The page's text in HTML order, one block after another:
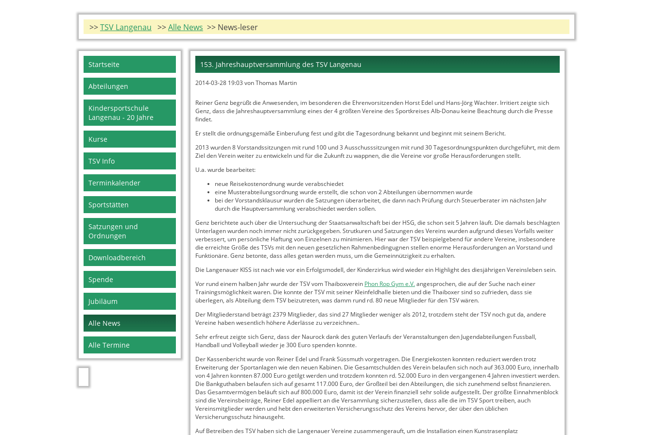
>>TSV Langenau >>Alle News >> News-leser
153. Jahreshauptversammlung des TSV Langenau
2014-03-28 19:03 von Thomas Martin
Reiner Genz begrüßt die Anwesenden, im besonderen die Ehrenvorsitzenden Horst Edel und Hans-Jörg Wachter. Irritiert zeigte sich
Genz, dass die Jahreshauptversammlung eines der 4 größten Vereine des Sportkreises Alb-Donau keine Beachtung durch die Presse
findet.
Er stellt die ordnungsgemäße Einberufung fest und gibt die Tagesordnung bekannt und beginnt mit seinem Bericht.
2013 wurden 8 Vorstandssitzungen mit rund 100 und 3 Ausschusssitzungen mit rund 30 Tagesordnungspunkten durchgeführt, mit dem
Ziel den Verein weiter zu entwickeln und für die Zukunft zu wappnen, die die Vereine vor große Herausforderungen stellt.
U.a. wurde bearbeitet:
neue Reisekostenordnung wurde verabschiedet
eine Musterabteilungsordnung wurde erstellt, die schon von 2 Abteilungen übernommen wurde
bei der Vorstandsklausur wurden die Satzungen überarbeitet, die dann nach Prüfung durch Steuerberater im nächsten Jahr
durch die Hauptversammlung verabschiedet werden sollen.
Genz berichtete auch über die Untersuchung der Staatsanwaltschaft bei der HSG, die schon seit 5 Jahren läuft. Die damals beschlagten
Unterlagen wurden noch immer nicht zurückgegeben. Strutkuren und Satzungen des Vereins wurden aufgrund dieses Vorfalls weiter
verbessert, um persönliche Haftung von Einzelnen zu minimieren. Hier war der TSV beispielgebend für andere Vereine, insbesondere
die erreichte Größe des TSVs mit den neuen gesetzlichen Rahmenbedingugnen stellen enorme Herausforderungen an Vorstand und
Funktionäre. Genz betonte, dass alles getan werden muss, um die Gemeinnützigkeit zu erhalten.
Die Langenauer KISS ist nach wie vor ein Erfolgsmodell, der Kinderzirkus wird wieder ein Highlight des diesjährigen Vereinsleben sein.
Vor rund einem halben Jahr wurde der TSV vom Thaiboxverein Phon Rop Gym e.V.angesprochen, die auf der Suche nach einer
Trainingsmöglichkeit waren. Die konnte der TSV mit seiner Kleinfeldhalle bieten und die Thaiboxer sind so zufrieden, dass sie
überlegen, als Abteilung dem TSV beizutreten, was damm rund rd. 80 neue Mitglieder für den TSV wären.
Der Mitgliederstand beträgt 2379 Mitglieder, das sind 27 Mitglieder weniger als 2012, trotzdem steht der TSV noch gut da, andere
Vereine haben wesentlich höhere Aderlässe zu verzeichnen..
Sehr erfreut zeigte sich Genz, dass der Naurock dank des guten Verlaufs der Veranstaltungen den Jugendabteilungen Fussball,
Handball und Volleyball wieder je 300 Euro spenden konnte.
Der Kassenbericht wurde von Reiner Edel und Frank Süssmuth vorgetragen. Die Energiekosten konnten reduziert werden trotz
Erweiterung der Sportanlagen wie den neuen Kabinen. Die Gesamtschulden des Verein belaufen sich noch auf 363.000 Euro, innerhalb
von 4 Jahren konnten 87.000 Euro getilgt werden und trotzdem konnten rd. 52.000 Euro in den vergangenen 4 Jahren investiert werden.
Die Bankguthaben belaufen sich auf gesamt 117.000 Euro, der Großteil bei den Abteilungen, die sich zunehmend selbst finanzieren.
Das Gesamtvermögen beläuft sich auf 800.000 Euro, damit ist der Verein finanziell sehr solide aufgestellt. Der größte Einnahmenblock
sind die Vereinsbeiträge, Reiner Edel appelliert an die Versammlung sicherzustellen, dass alle die im TSV Sport treiben, auch
Vereinsmitglieder werden und hebt den erweiterten Versicherungsschutz des Vereins hervor, der über den üblichen
Versicherungsschutz hinausgeht.
Auf Betreiben des TSV haben sich die Langenauer Vereine zusammengerauft, um die Installation einen Kunstrasenplatz
Navigation
überspringen
Startseite
Abteilungen
Kindersportschule
Langenau - 20 Jahre
Kurse
TSV Info
Terminkalender
Sportstätten
Satzungen und
Ordnungen
Downloadbereich
Spende
Jubiläum
Alle News
Alle Termine